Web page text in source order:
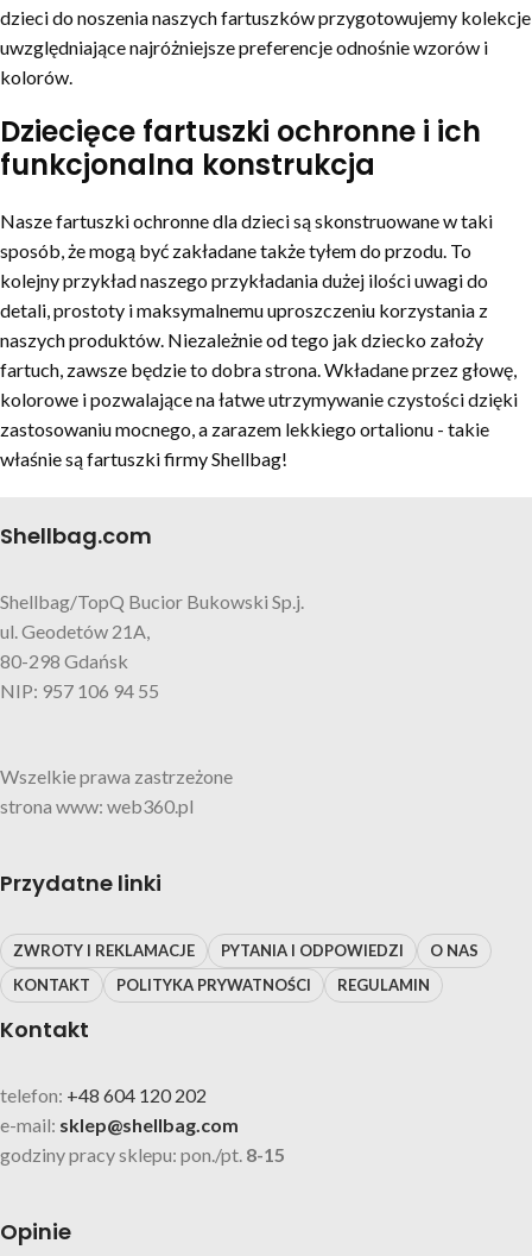
dzieci do noszenia naszych fartuszków przygotowujemy kolekcje
uwzględniające najróżniejsze preferencje odnośnie wzorów i
kolorów.
Dziecięce fartuszki ochronne i ich
funkcjonalna konstrukcja
Nasze fartuszki ochronne dla dzieci są skonstruowane w taki
sposób, że mogą być zakładane także tyłem do przodu. To
kolejny przykład naszego przykładania dużej ilości uwagi do
detali, prostoty i maksymalnemu uproszczeniu korzystania z
naszych produktów. Niezależnie od tego jak dziecko założy
fartuch, zawsze będzie to dobra strona. Wkładane przez głowę,
kolorowe i pozwalające na łatwe utrzymywanie czystości dzięki
zastosowaniu mocnego, a zarazem lekkiego ortalionu - takie
właśnie są fartuszki firmy Shellbag!
Shellbag.com
Shellbag/TopQ Bucior Bukowski Sp.j.
ul. Geodetów 21A,
80-298 Gdańsk
NIP: 957 106 94 55
Wszelkie prawa zastrzeżone
strona www: web360.pl
Przydatne linki
ZWROTY I REKLAMACJE PYTANIA I ODPOWIEDZI
O NAS
KONTAKT
POLITYKA PRYWATNOŚCI REGULAMIN
Kontakt
telefon: +48 604 120 202
e-mail: sklep@shellbag.com
godziny pracy sklepu: pon./pt. 8-15
Opinie